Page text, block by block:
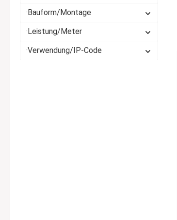
·Bauform/Montage
·Leistung/Meter
·Verwendung/IP-Code